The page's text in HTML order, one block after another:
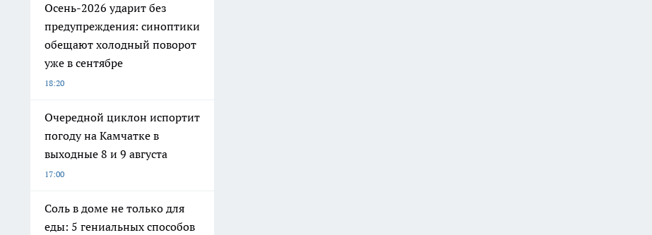
Осень-2026 ударит без
предупреждения: синоптики
обещают холодный поворот
уже в сентябре
18:20
Очередной циклон испортит
погоду на Камчатке в
выходные 8 и 9 августа
17:00
Соль в доме не только для
еды: 5 гениальных способов